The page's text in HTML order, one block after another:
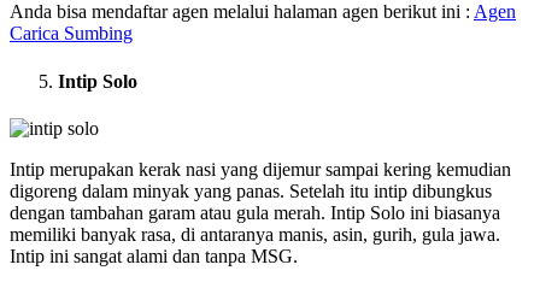
Anda bisa mendaftar agen melalui halaman agen berikut ini : Agen
Carica Sumbing
Intip Solo
Intip merupakan kerak nasi yang dijemur sampai kering kemudian
digoreng dalam minyak yang panas. Setelah itu intip dibungkus
dengan tambahan garam atau gula merah. Intip Solo ini biasanya
memiliki banyak rasa, di antaranya manis, asin, gurih, gula jawa.
Intip ini sangat alami dan tanpa MSG.